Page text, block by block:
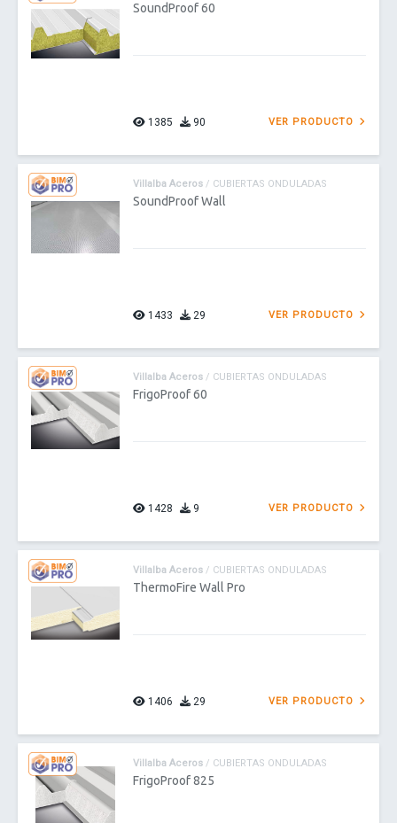
SoundProof 60
1385 90 VER PRODUCTO
Villalba Aceros / CUBIERTAS ONDULADAS
SoundProof Wall
1433 29 VER PRODUCTO
Villalba Aceros / CUBIERTAS ONDULADAS
FrigoProof 60
1428 9 VER PRODUCTO
Villalba Aceros / CUBIERTAS ONDULADAS
ThermoFire Wall Pro
1406 29 VER PRODUCTO
Villalba Aceros / CUBIERTAS ONDULADAS
FrigoProof 825